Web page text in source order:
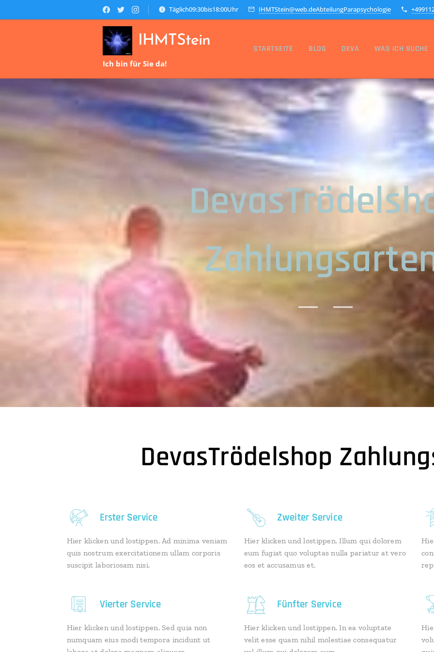
Täglich09:30bis18:00Uhr IHMTStein@web.deAbteilungParapsychologie
IHMTStein
Ich bin für Sie da!
STARTSEITE BLOG DEVA WAS ICH SUCHE
DevasTrödelshop
Erster Service
Hier klicken und lostippen. Ad minima veniam
quis nostrum exercitationem ullam corporis
suscipit laboriosam nisi.
Zweiter Service
Hier klicken und lostippen. Illum qui dolorem
eum fugiat quo voluptas nulla pariatur at vero
eos et accusamus et.
Vierter Service
Hier klicken und lostippen. Sed quia non
numquam eius modi tempora incidunt ut
Fünfter Service
Hier klicken und lostippen. In ea voluptate
velit esse quam nihil molestiae consequatur